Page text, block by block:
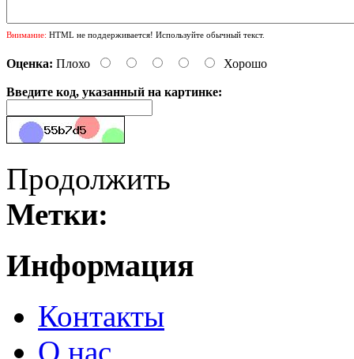
Внимание: HTML не поддерживается! Используйте обычный текст.
Оценка: Плохо Хорошо
Введите код, указанный на картинке:
Продолжить
Метки:
Информация
Контакты
О нас